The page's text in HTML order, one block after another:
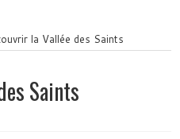
la Vallée des Saints
Saints